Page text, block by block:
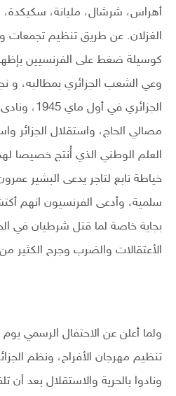
أهراس، شرشال، مليانة، سكيكدة،
الغزلان. عن طريق تنظيم تجمعات
كوسيلة ضغط على الفرنسيين
وعي الشعب الجزائري بمطالبه، و
الجزائري في
مصالي الحاج، واستقلال الجزائر
العلم الوطني الذي أُنتج خصيصا
خياطة تابع لتاجر يدعى البشير
سلمية، وأدعى الفرنسيون انهم
بجاية خاصة لما قتل شرطيان في
الأعتقالات والضرب وجرح الكثير من
تنظيم مهرجان الأفراح، ونظم
ونادوا بالحرية والاستقلال بعد أن